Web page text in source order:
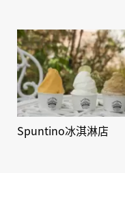
Spuntino冰淇淋店